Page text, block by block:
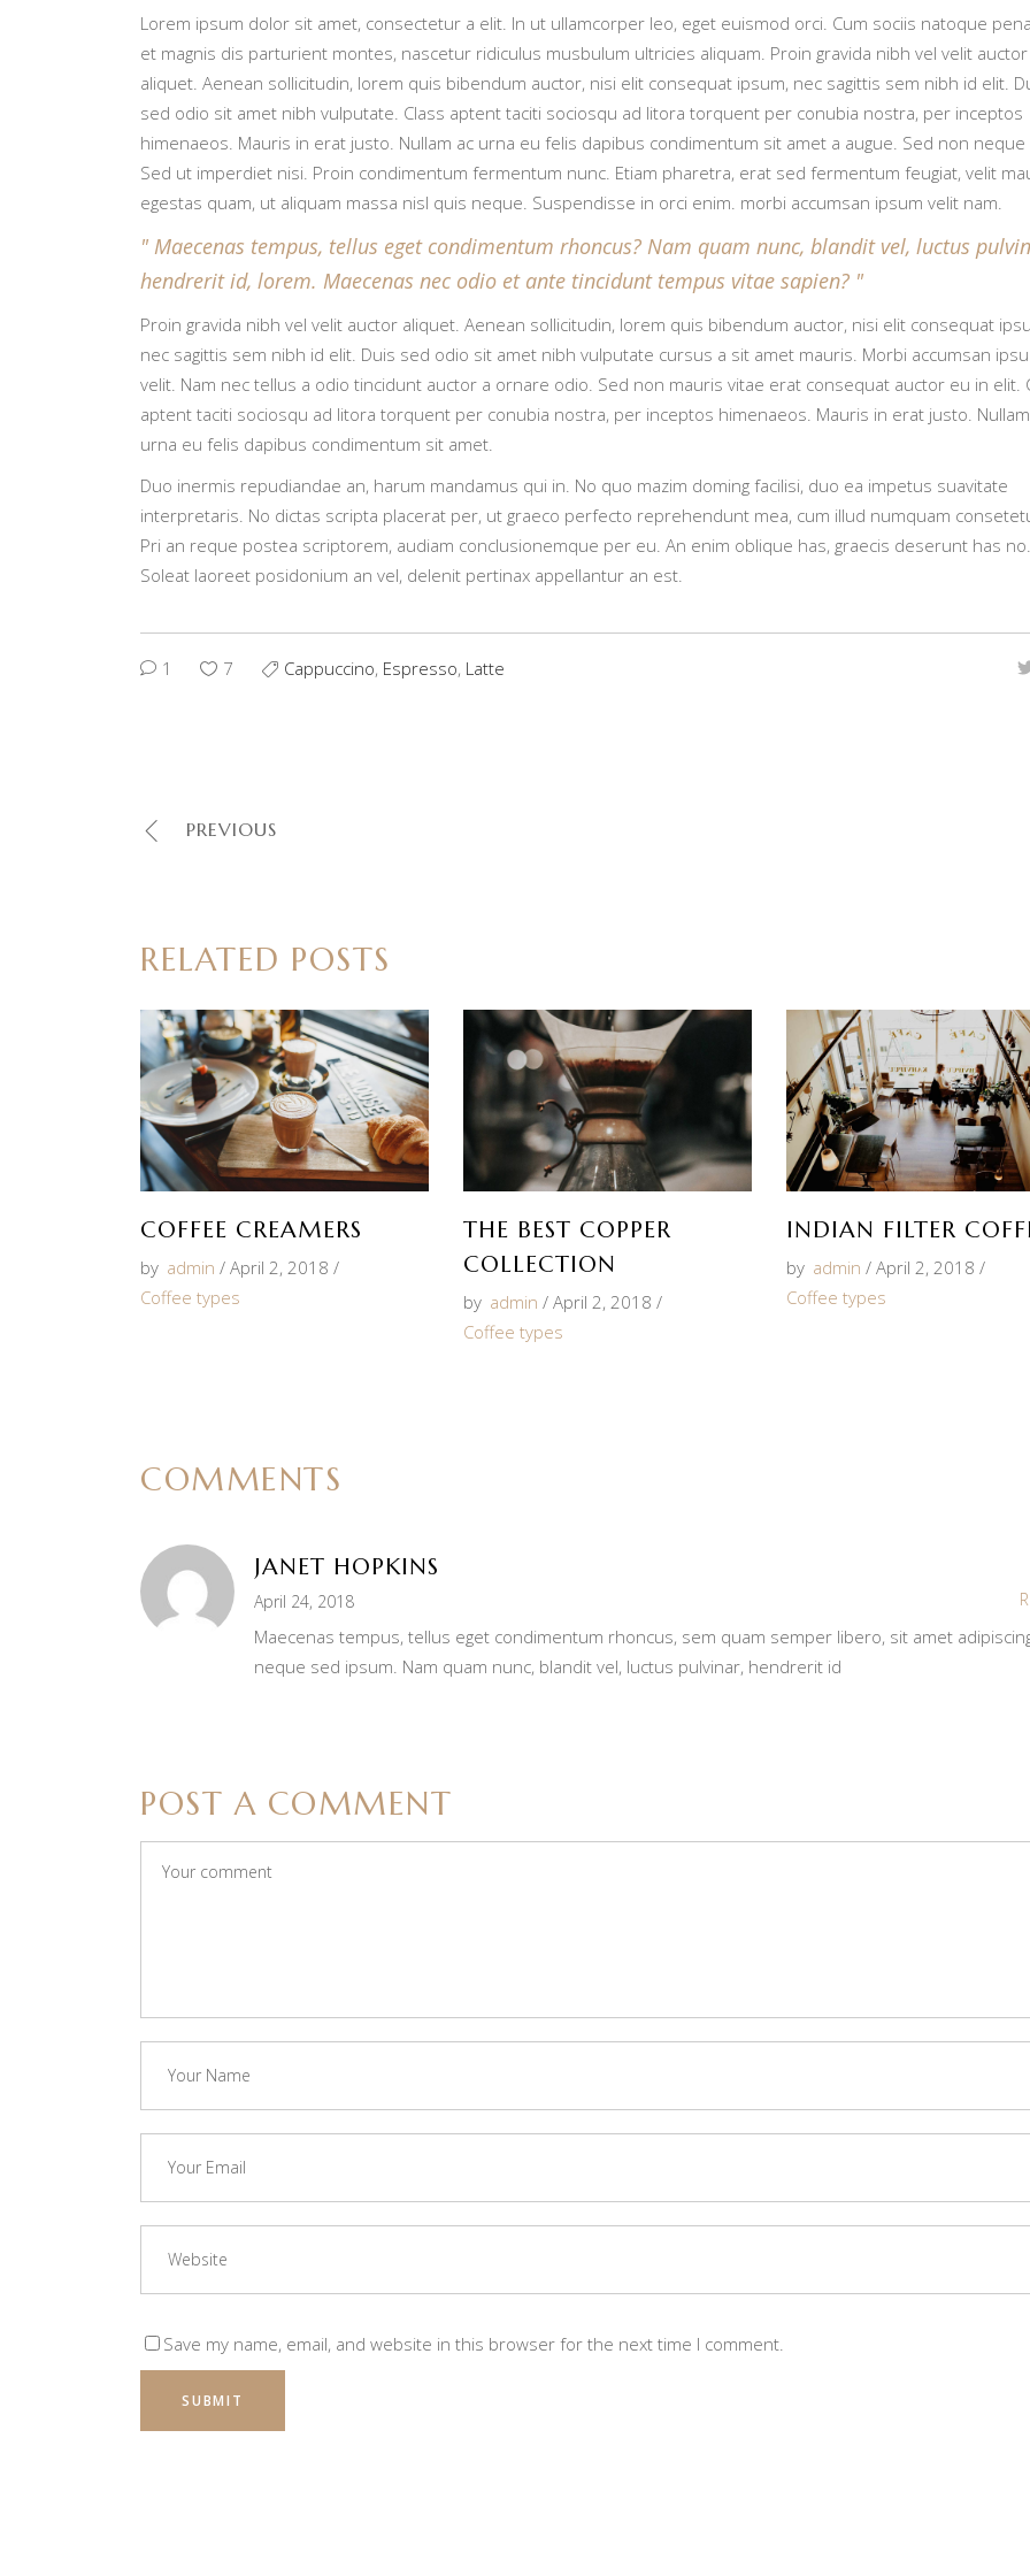
Lorem ipsum dolor sit amet, consectetur a elit. In ut ullamcorper leo, eget euismod orci. Cum sociis natoque
et magnis dis parturient montes, nascetur ridiculus musbulum ultricies aliquam. Proin gravida nibh vel velit auctor
aliquet. Aenean sollicitudin, lorem quis bibendum auctor, nisi elit consequat ipsum, nec sagittis sem nibh id elit.
sed odio sit amet nibh vulputate. Class aptent taciti sociosqu ad litora torquent per conubia nostra, per inceptos
himenaeos. Mauris in erat justo. Nullam ac urna eu felis dapibus condimentum sit amet a augue. Sed non neque
Sed ut imperdiet nisi. Proin condimentum fermentum nunc. Etiam pharetra, erat sed fermentum feugiat, velit
egestas quam, ut aliquam massa nisl quis neque. Suspendisse in orci enim. morbi accumsan ipsum velit nam.
Maecenas tempus, tellus eget condimentum rhoncus? Nam quam nunc, blandit vel, luctus
hendrerit id, lorem. Maecenas nec odio et ante tincidunt tempus vitae sapien?
Proin gravida nibh vel velit auctor aliquet. Aenean sollicitudin, lorem quis bibendum auctor, nisi elit consequat
nec sagittis sem nibh id elit. Duis sed odio sit amet nibh vulputate cursus a sit amet mauris. Morbi accumsan
velit. Nam nec tellus a odio tincidunt auctor a ornare odio. Sed non mauris vitae erat consequat auctor eu in elit.
aptent taciti sociosqu ad litora torquent per conubia nostra, per inceptos himenaeos. Mauris in erat justo.
urna eu felis dapibus condimentum sit amet.
Duo inermis repudiandae an, harum mandamus qui in. No quo mazim doming facilisi, duo ea impetus suavitate
interpretaris. No dictas scripta placerat per, ut graeco perfecto reprehendunt mea, cum illud numquam
Pri an reque postea scriptorem, audiam conclusionemque per eu. An enim oblique has, graecis deserunt has no.
Soleat laoreet posidonium an vel, delenit pertinax appellantur an est.
1 7 Cappuccino, Espresso, Latte
PREVIOUS
RELATED POSTS
COFFEE CREAMERS
by admin
April 2, 2018
Coffee types
THE BEST COPPER
COLLECTION
by admin
April 2, 2018
Coffee types
INDIAN FILTER
by admin
April 2, 2018
Coffee types
COMMENTS
JANET HOPKINS
April 24, 2018
Maecenas tempus, tellus eget condimentum rhoncus, sem quam semper libero, sit amet
neque sed ipsum. Nam quam nunc, blandit vel, luctus pulvinar, hendrerit id
POST A COMMENT
Save my name, email, and website in this browser for the next time I comment.